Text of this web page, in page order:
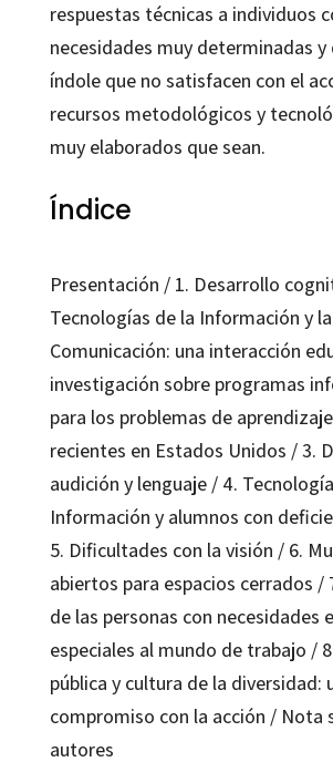
respuestas técnicas a individuos
necesidades muy determinadas
índole que no satisfacen con el
recursos metodológicos y
muy elaborados que sean.
Índice
Presentación / 1. Desarrollo
Tecnologías de la Información y la
Comunicación: una interacción
investigación sobre programas
para los problemas de
recientes en Estados Unidos / 3.
audición y lenguaje / 4.
Información y alumnos con
5. Dificultades con la visión / 6.
abiertos para espacios cerrados /
de las personas con necesidades
especiales al mundo de trabajo /
pública y cultura de la diversidad:
compromiso con la acción / Nota
autores